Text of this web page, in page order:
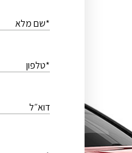
*שם מלא
*טלפון
דוא״ל